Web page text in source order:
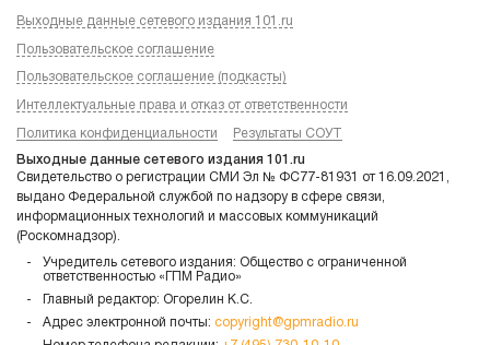
Выходные данные сетевого издания 101.ru
Пользовательское соглашение
Пользовательское соглашение (подкасты)
Интеллектуальные права и отказ от ответственности
Политика конфиденциальности Результаты СОУТ
Выходные данные сетевого издания 101.ru
Свидетельство о регистрации СМИ Эл № ФС77-81931 от 16.09.2021,
выдано Федеральной службой по надзору в сфере связи,
информационных технологий и массовых коммуникаций
(Роскомнадзор).
Учредитель сетевого издания: Общество с ограниченной
ответственностью «ГПМ Радио»
Главный редактор: Огорелин К.С.
Адрес электронной почты: copyright@gpmradio.ru